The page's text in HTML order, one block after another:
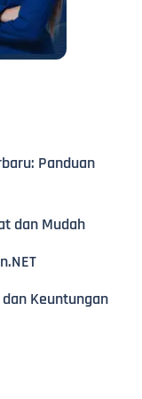
Panduan
dan Mudah
Keuntungan